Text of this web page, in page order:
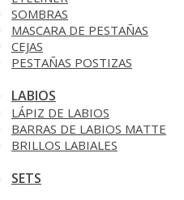
SOMBRAS
MASCARA DE PESTAÑAS
CEJAS
PESTAÑAS POSTIZAS
LABIOS
LÁPIZ DE LABIOS
BARRAS DE LABIOS MATTE
BRILLOS LABIALES
SETS